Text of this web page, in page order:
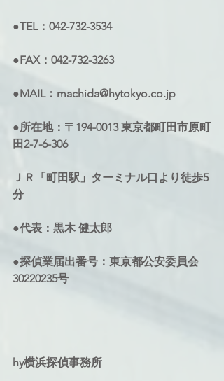
●TEL：042-732-3534
●FAX：042-732-3263
●MAIL：machida@hytokyo.co.jp
●所在地：〒194-0013 東京都町田市原町
田2-7-6-306
ＪＲ「町田駅」ターミナル口より徒歩5
分
●代表：黒木 健太郎
●探偵業届出番号：東京都公安委員会
30220235号
hy横浜探偵事務所